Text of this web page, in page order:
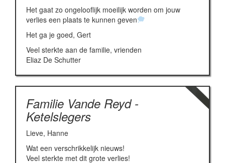
Het gaat zo ongelooflijk moeilijk worden om jouw
verlies een plaats te kunnen geven
Het ga je goed, Gert
Veel sterkte aan de familie, vrienden
Eliaz De Schutter
Familie Vande Reyd -
Ketelslegers
Lieve, Hanne
Wat een verschrikkelijk nieuws!
Veel sterkte met dit grote verlies!